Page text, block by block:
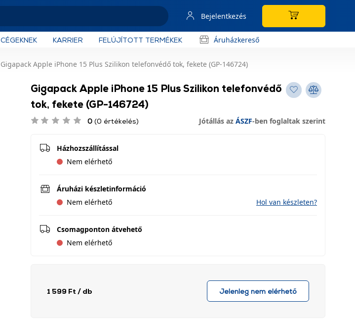
Bejelentkezés
CÉGEKNEK KARRIER FELÚJÍTOTT TERMÉKEK Áruházkereső
Gigapack Apple iPhone 15 Plus Szilikon telefonvédő tok, fekete (GP-146724)
Gigapack Apple iPhone 15 Plus Szilikon telefonvédő
tok, fekete (GP-146724)
0 (0 értékelés) Jótállás az ÁSZF-ben foglaltak szerint
Házhozszállítással
Nem elérhető
Áruházi készletinformáció
Nem elérhető
Hol van készleten?
Csomagponton átvehető
Nem elérhető
1 599 Ft / db Jelenleg nem elérhető